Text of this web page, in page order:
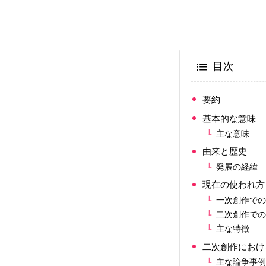
目次
要約
基本的な意味
主な意味
由来と歴史
発展の経緯
現在の使われ方
一次創作で
二次創作で
主な特徴
二次創作にお
主な論争事例